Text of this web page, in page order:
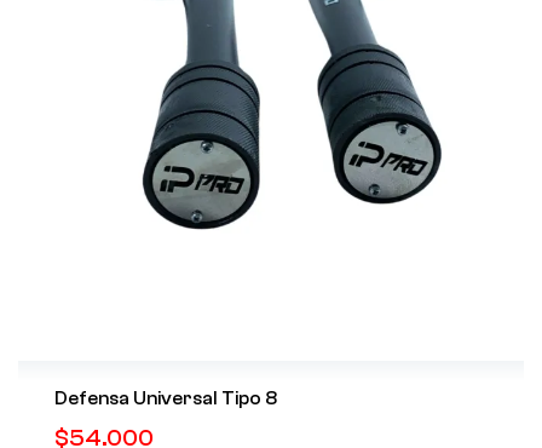
Defensa Universal Tipo 8
$54.000